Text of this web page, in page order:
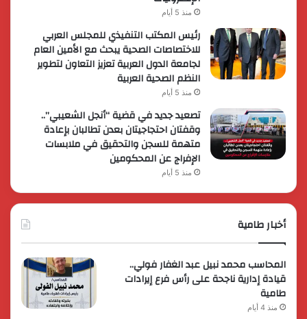
منذ 5 أيام
رئيس المكتب التنفيذي للمجلس العربي
للاختصاصات الصحية يبحث مع الأمين العام
لجامعة الدول العربية تعزيز التعاون لتطوير
النظم الصحية العربية
منذ 5 أيام
تصعيد جديد في قضية “أنجل الشعيبي”..
وقفتان احتجاجيتان بعدن تطالبان بإعادة
متهمة للسجن والتحقيق في ملابسات
الإفراج عن المحكومين
منذ 5 أيام
أخبار طامية
المحاسب محمد نبيل عبد الغفار فولي..
قيادة إدارية ناجحة على رأس فرع إيرادات
طامية
منذ 4 أيام